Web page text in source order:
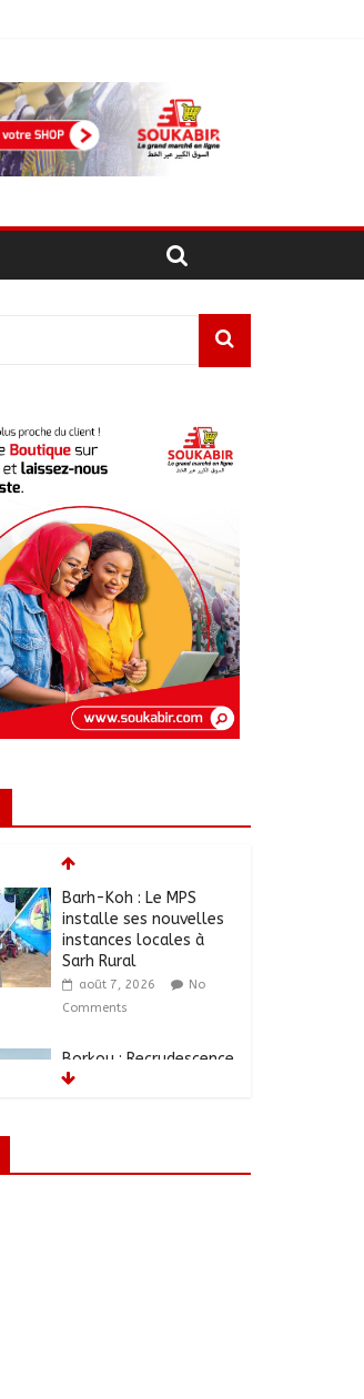
Barh-Koh : Le MPS
installe ses nouvelles
instances locales à
Sarh Rural
août 7, 2026
No
Comments
Borkou : Recrudescence
des braquages sur l’axe